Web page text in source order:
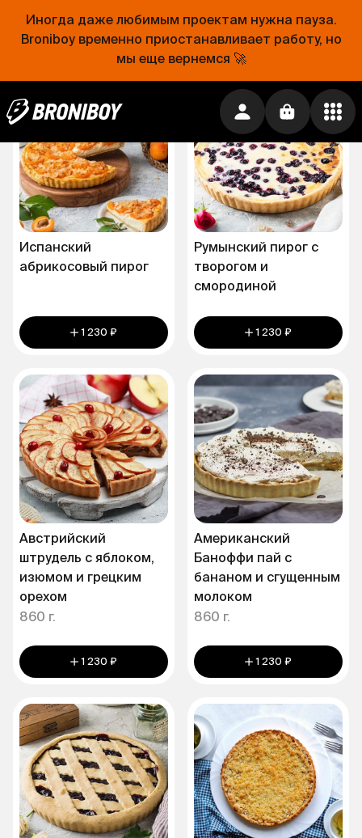
Иногда даже любимым проектам нужна пауза.
Broniboy временно приостанавливает работу, но
мы еще вернемся 🚀
1 230 ₽ 1 230 ₽
Испанский
абрикосовый пирог
1 230 ₽
Румынский пирог с
творогом и
смородиной
1 230 ₽
Австрийский
штрудель с яблоком,
изюмом и грецким
орехом
860 г.
1 230 ₽
Американский
Баноффи пай с
бананом и сгущенным
молоком
860 г.
1 230 ₽